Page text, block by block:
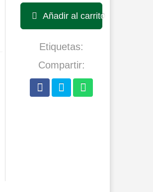
Añadir al carrito
Etiquetas:
Compartir: